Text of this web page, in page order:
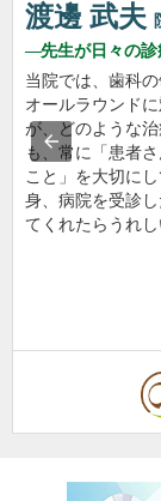
渡邊 武夫
先生が日々の診
当院では、歯科
オールラウンド
が、どのような
も、常に「患者
こと」を大切に
身、病院を受診
てくれたらうれ